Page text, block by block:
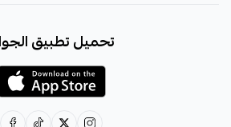
decora6586@gmail.com
تحميل تطبيق